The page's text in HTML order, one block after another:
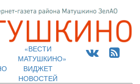
«ВЕСТИ
МАТУШКИНО»
ВИДЖЕТ
НОВОСТЕЙ